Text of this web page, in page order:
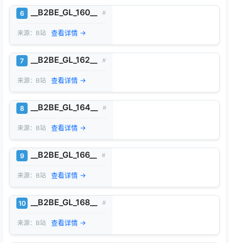
6 __B2BE_GL_160__ #
来源：B站 查看详情 →
7 __B2BE_GL_162__ #
来源：B站 查看详情 →
8 __B2BE_GL_164__ #
来源：B站 查看详情 →
9 __B2BE_GL_166__ #
来源：B站 查看详情 →
10 __B2BE_GL_168__ #
来源：B站 查看详情 →